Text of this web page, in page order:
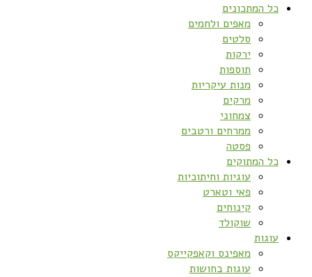
כל המתכונים
מאפים ולחמים
סלטים
ירקות
תוספות
מנות עיקריות
מרקים
צמחוני
ממרחים ורטבים
פסטה
כל המתוקים
עוגיות וחיתוכיות
פאי וטארט
קינוחים
שוקולד
עוגות
מאפינס וקאפקייקס
עוגות בחושות